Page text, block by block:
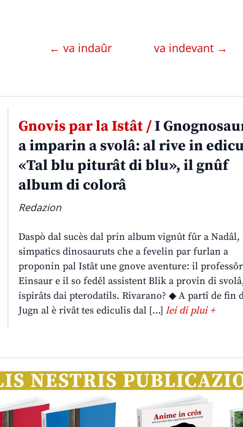
← va indaûr va indevant →
Gnovis par la Istât /I
a imparin a svolâ: al rive in
«Tal blu piturât di blu», il gnûf
album di colorâ
Redazion
Daspò dal sucès dal prin album vignût fûr a Nadâl,
simpatics dinosauruts che a fevelin par furlan a
proponin pal Istât une gnove aventure: il professôr
Einsaur e il so fedêl assistent Blik a provin di
ispirâts dai pterodatils. Rivarano? ◆ A partî de fin
Jugn al è rivât tes ediculis dal […] lei di plui +